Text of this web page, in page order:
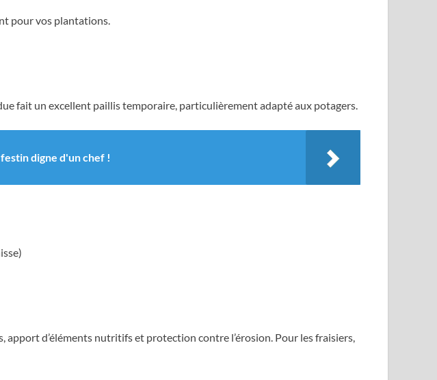
pour vos plantations.
fait un excellent paillis temporaire, particulièrement adapté aux potagers.
digne d'un chef !
d’éléments nutritifs et protection contre l’érosion. Pour les fraisiers,